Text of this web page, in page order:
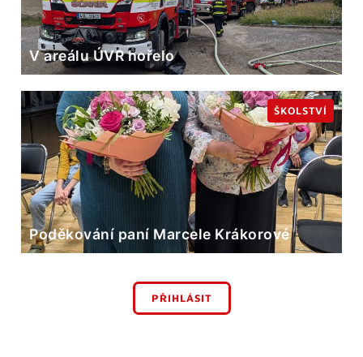
V areálu ÚVR hořelo
Poděkování paní Marcele Krákorové
ŠKOLSTVÍ
PŘIHLÁSIT